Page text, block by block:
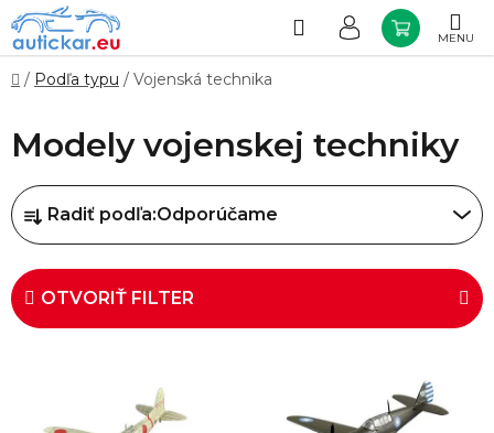
Prejsť
na
obsah
Hľadať
KOŠÍK
Domov
/ Podľa typu / Vojenská technika
Modely vojenskej techniky
R
a
d
e
n
Radiť podľa:Odporúčame
OTVORIŤ FILTER